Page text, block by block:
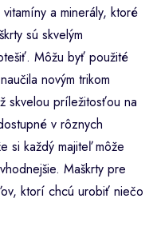
a minerály, ktoré
sú skvelým
Môžu byť použité
novým trikom
skvelou príležitosťou na
v rôznych
si každý majiteľ môže
Maškrty pre
ktorí chcú urobiť niečo